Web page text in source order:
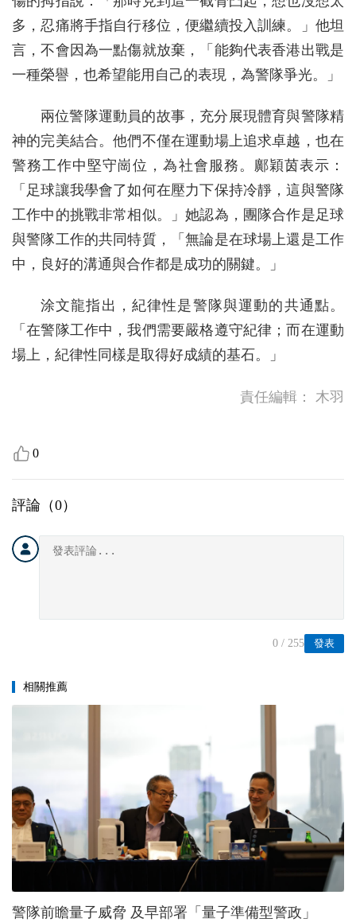
多，忍痛將手指自行移位，便繼續投入訓練。」他坦
言，不會因為一點傷就放棄，「能夠代表香港出戰是
一種榮譽，也希望能用自己的表現，為警隊爭光。」
兩位警隊運動員的故事，充分展現體育與警隊精
神的完美結合。他們不僅在運動場上追求卓越，也在
警務工作中堅守崗位，為社會服務。鄺穎茵表示：
「足球讓我學會了如何在壓力下保持冷靜，這與警隊
工作中的挑戰非常相似。」她認為，團隊合作是足球
與警隊工作的共同特質，「無論是在球場上還是工作
中，良好的溝通與合作都是成功的關鍵。」
涂文龍指出，紀律性是警隊與運動的共通點。
「在警隊工作中，我們需要嚴格遵守紀律；而在運動
場上，紀律性同樣是取得好成績的基石。」
責任編輯： 木羽
0
評論（0）
發表
0 / 255
相關推薦
警隊前瞻量子威脅 及早部署「量子準備型警政」